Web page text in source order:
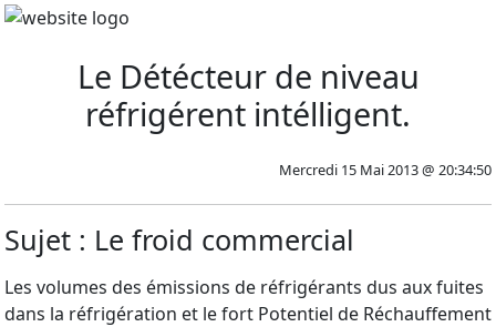
Le Détécteur de niveau
réfrigérent intélligent.
Mercredi 15 Mai 2013 @ 20:34:50
Sujet : Le froid commercial
Les volumes des émissions de réfrigérants dus aux fuites
dans la réfrigération et le fort Potentiel de Réchauffement